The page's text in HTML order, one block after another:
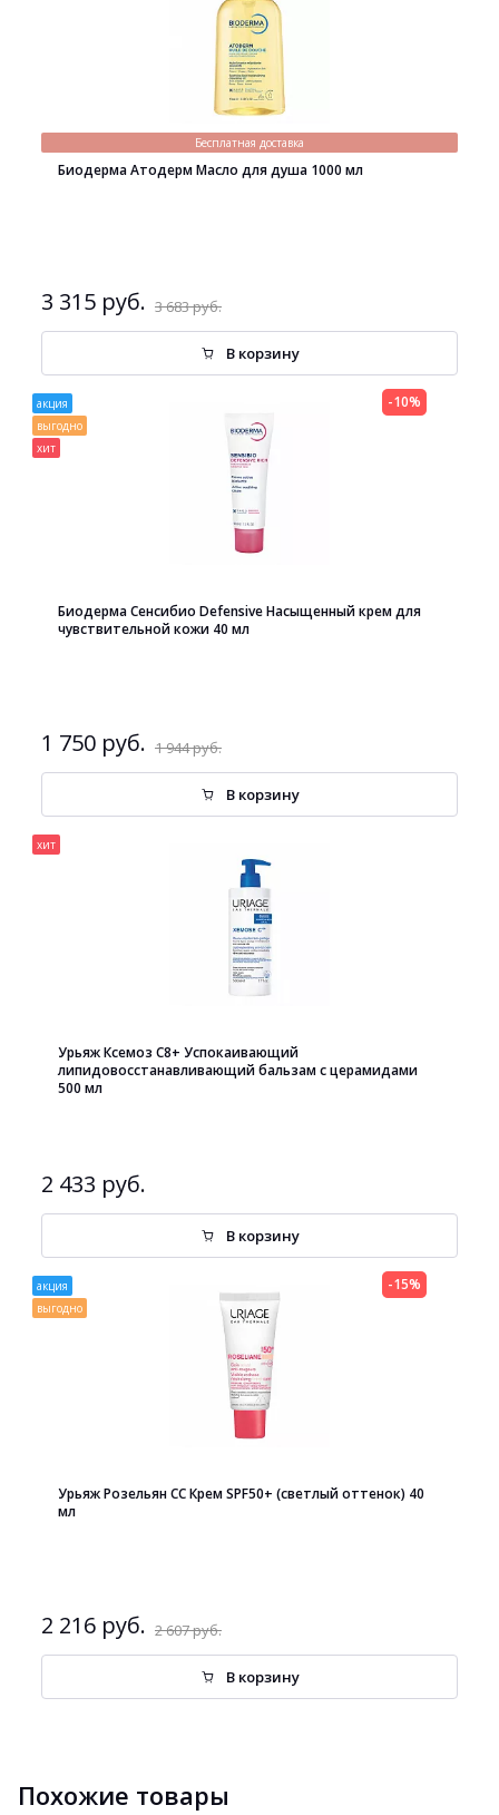
Бесплатная доставка
Биодерма Атодерм Масло для душа 1000 мл
3 315 руб. 3 683 руб.
В корзину
акция
выгодно
хит
Биодерма Сенсибио Defensive Насыщенный крем для
чувствительной кожи 40 мл
1 750 руб. 1 944 руб.
-10%
В корзину
хит
Урьяж Ксемоз С8+ Успокаивающий
липидовосстанавливающий бальзам с церамидами
500 мл
2 433 руб.
В корзину
акция
выгодно
Урьяж Розельян СС Крем SPF50+ (светлый оттенок) 40
мл
2 216 руб. 2 607 руб.
-15%
В корзину
Похожие товары